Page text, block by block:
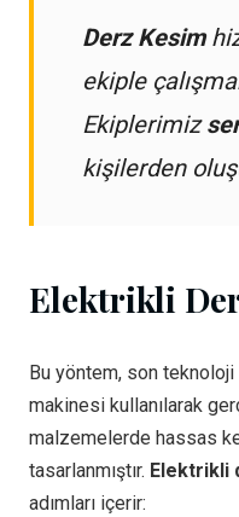
Derz Kesim
ekiple
Ekiplerimiz
kişilerden
Elektrikli
Bu yöntem, son teknoloji
makinesi kullanılarak
malzemelerde hassas
tasarlanmıştır. Elektrikli
adımları içerir: